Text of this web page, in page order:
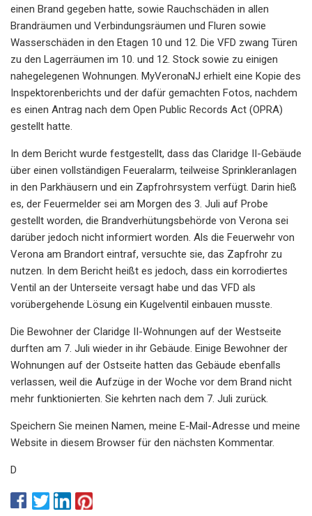
einen Brand gegeben hatte, sowie Rauchschäden in allen
Brandräumen und Verbindungsräumen und Fluren sowie
Wasserschäden in den Etagen 10 und 12. Die VFD zwang Türen
zu den Lagerräumen im 10. und 12. Stock sowie zu einigen
nahegelegenen Wohnungen. MyVeronaNJ erhielt eine Kopie des
Inspektorenberichts und der dafür gemachten Fotos, nachdem
es einen Antrag nach dem Open Public Records Act (OPRA)
gestellt hatte.
In dem Bericht wurde festgestellt, dass das Claridge II-Gebäude
über einen vollständigen Feueralarm, teilweise Sprinkleranlagen
in den Parkhäusern und ein Zapfrohrsystem verfügt. Darin hieß
es, der Feuermelder sei am Morgen des 3. Juli auf Probe
gestellt worden, die Brandverhütungsbehörde von Verona sei
darüber jedoch nicht informiert worden. Als die Feuerwehr von
Verona am Brandort eintraf, versuchte sie, das Zapfrohr zu
nutzen. In dem Bericht heißt es jedoch, dass ein korrodiertes
Ventil an der Unterseite versagt habe und das VFD als
vorübergehende Lösung ein Kugelventil einbauen musste.
Die Bewohner der Claridge II-Wohnungen auf der Westseite
durften am 7. Juli wieder in ihr Gebäude. Einige Bewohner der
Wohnungen auf der Ostseite hatten das Gebäude ebenfalls
verlassen, weil die Aufzüge in der Woche vor dem Brand nicht
mehr funktionierten. Sie kehrten nach dem 7. Juli zurück.
Speichern Sie meinen Namen, meine E-Mail-Adresse und meine
Website in diesem Browser für den nächsten Kommentar.
D